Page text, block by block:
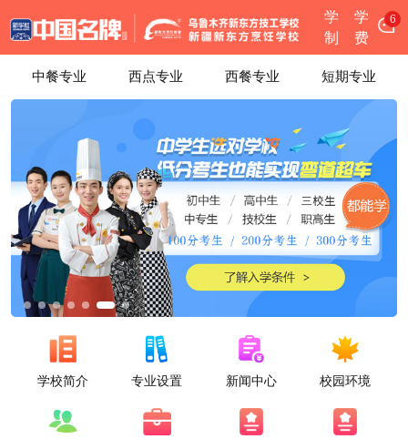
学
制
学
费
6
中餐专业 西点专业 西餐专业 短期专业
学校简介 专业设置 新闻中心 校园环境